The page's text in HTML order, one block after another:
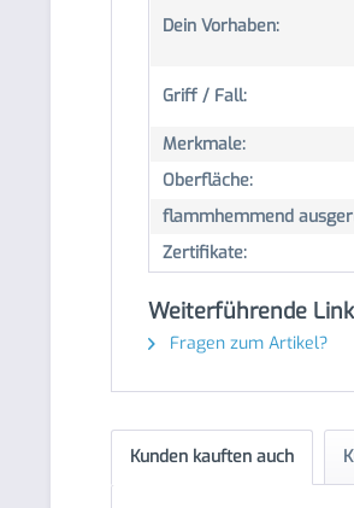
Dein Vorhaben:
Griff / Fall:
Merkmale:
Oberfläche:
flammhemmend
Zertifikate:
Weiterführende
Fragen zum Artikel?
Kunden kauften auch